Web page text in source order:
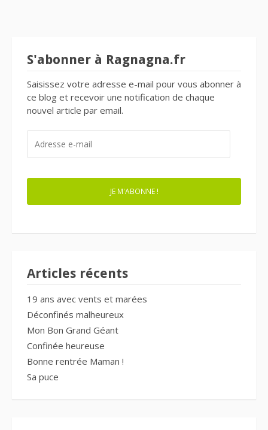
S'abonner à Ragnagna.fr
Saisissez votre adresse e-mail pour vous abonner à
ce blog et recevoir une notification de chaque
nouvel article par email.
MAIL
JE M'ABONNE !
Articles récents
19 ans avec vents et marées
Déconfinés malheureux
Mon Bon Grand Géant
Confinée heureuse
Bonne rentrée Maman !
Sa puce